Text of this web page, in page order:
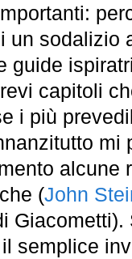
un sodalizio
guide
capitoli
i più
mi
alcune
(John
semplice